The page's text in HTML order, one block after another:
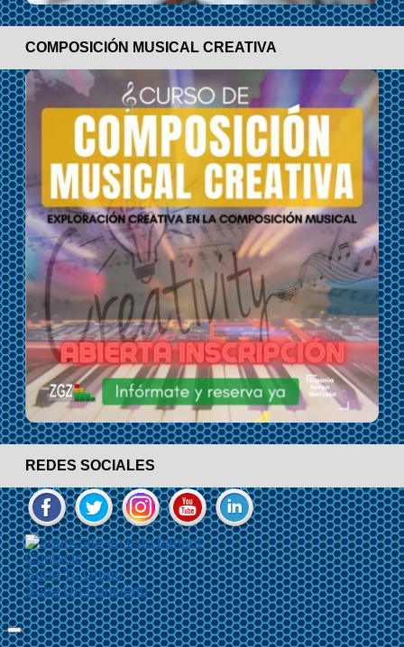
COMPOSICIÓN MUSICAL CREATIVA
REDES SOCIALES
Contacto
Sube Tu Grupo
Sube Un Concierto